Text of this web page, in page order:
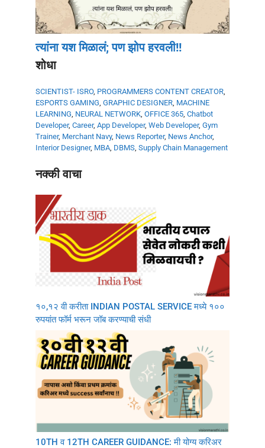
त्यांना यश मिळालं; पण झोप हरवली!!
शोधा
SCIENTIST- ISRO, PROGRAMMERS CONTENT CREATOR,
ESPORTS GAMING, GRAPHIC DESIGNER, MACHINE
LEARNING, NEURAL NETWORK, OFFICE 365, Chatbot
Developer, Career, App Developer, Web Developer, Gym
Trainer, Merchant Navy, News Reporter, News Anchor,
Interior Designer, MBA, DBMS, Supply Chain Management
नक्की वाचा
१०,१२ वी करीता INDIAN POSTAL SERVICE मध्ये १००
रुपयांत फॉर्म भरून जॉब करण्याची संधी
10TH व 12TH CAREER GUIDANCE: मी योग्य करिअर